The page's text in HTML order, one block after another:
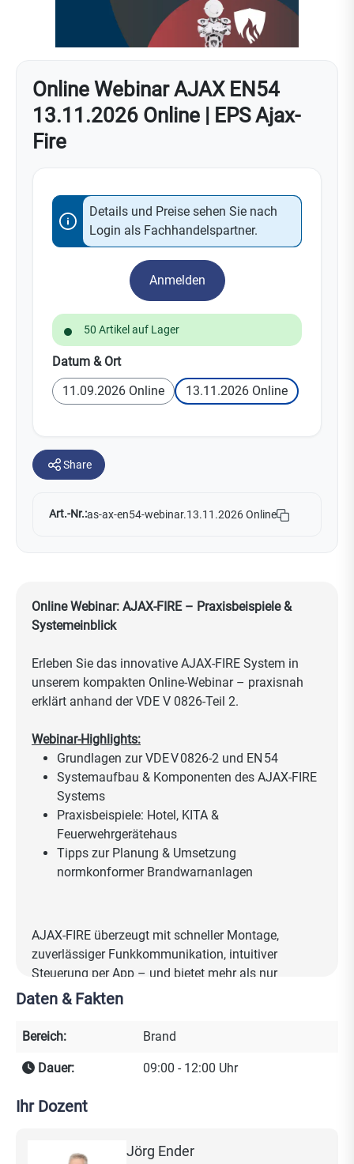
Online Webinar AJAX EN54
13.11.2026 Online | EPS Ajax-
Fire
Details und Preise sehen Sie nach
Login als Fachhandelspartner.
Anmelden
50 Artikel auf Lager
Datum & Ortauswählen
11.09.2026 Online
13.11.2026 Online
Share
Art.-Nr.:as-ax-en54-webinar.13.11.2026 Online
Online Webinar: AJAX‑FIRE – Praxisbeispiele &
Systemeinblick
Erleben Sie das innovative AJAX‑FIRE System in
unserem kompakten Online-Webinar – praxisnah
erklärt anhand der VDE V 0826‑Teil 2.
Webinar-Highlights:
Grundlagen zur VDE V 0826‑2 und EN 54
Systemaufbau & Komponenten des AJAX‑FIRE
Systems
Praxisbeispiele: Hotel, KITA &
Feuerwehrgerätehaus
Tipps zur Planung & Umsetzung
normkonformer Brandwarnanlagen
AJAX‑FIRE überzeugt mit schneller Montage,
zuverlässiger Funkkommunikation, intuitiver
Steuerung per App – und bietet mehr als nur
Brandschutz: Kombinierbar mit Einbruchmelde- und
Daten & Fakten
Bereich: Brand
Dauer: 09:00 - 12:00 Uhr
Ihr Dozent
Jörg Ender